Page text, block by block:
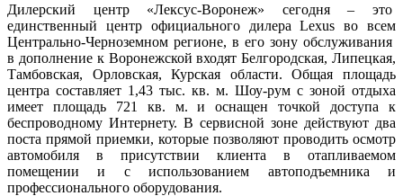
Дилерский центр «Лексус-Воронеж» сегодня – это
единственный центр официального дилера Lexus во всем
Центрально-Черноземном регионе, в его зону обслуживания
в дополнение к Воронежской входят Белгородская, Липецкая,
Тамбовская, Орловская, Курская области. Общая площадь
центра составляет 1,43 тыс. кв. м. Шоу-рум с зоной отдыха
имеет площадь 721 кв. м. и оснащен точкой доступа к
беспроводному Интернету. В сервисной зоне действуют два
поста прямой приемки, которые позволяют проводить осмотр
автомобиля в присутствии клиента в отапливаемом
помещении и с использованием автоподъемника и
профессионального оборудования.